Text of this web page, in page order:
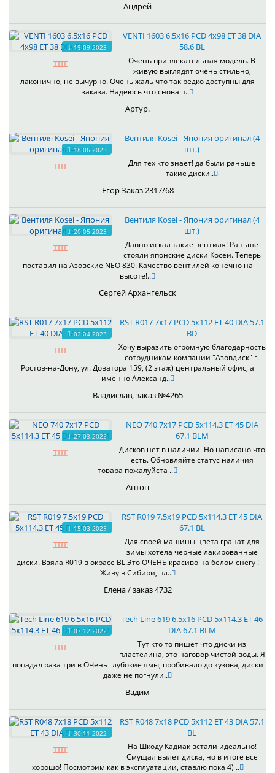
Андрей
19.09.2023
VENTI 1603 6.5x16 PCD 4x98 ET 38 DIA
58.6 BL
Очень привлекательная модель. В
живую выглядят очень стильно,
лаконично, не вычурно. Очень жаль что так редко доступны для
заказа. Надеюсь что снова п..
Артур.
18.06.2023
Вентиля Kosei - Япония оригинал (4
шт.)
Для тех кто знает! да были раньше
такие диски..
Егор Заказ 2317/68
20.05.2023
Вентиля Kosei - Япония оригинал (4
шт.)
Давно искал такие вентиля! Раньше
стояли японские диски Косеи. Теперь
поставил на Азовские NEO 830. Качество вентилей конечно на
высоте!..
Сергей Архангельск
02.04.2023
RST R017 7x17 PCD 5x112 ET 40 DIA 57.1
BD
Хочу выразить огромную благодарность
сотрудникам компании "Азовдиск" г.
Ростов-на-Дону, ул. Доватора 159, (2 этаж) центральный офис, а
именно Александ..
Владислав, заказ №4265
27.03.2023
NEO 740 7x17 PCD 5x114.3 ET 45 DIA
67.1 BLM
Дисков нет в наличии. Но написано что
есть. Обновляйте статус наличия
товара пожалуйста ..
Антон
15.03.2023
RST R019 7.5x19 PCD 5x114.3 ET 45 DIA
67.1 BL
Для своей машины цвета гранат для
зимы хотела черные лакированные
диски. Взяла R019 в окрасе BL.Это ОЧЕНЬ красиво на белом снегу !
Живу в Сибири, пл..
Елена / заказ 4732
07.12.2022
Tech Line 619 6.5x16 PCD 5x114.3 ET 46
DIA 67.1 BLM
Тут кто то пишет что диски из
пластелина, это наговор чистой воды. Я
попадал раза три в ОЧень глубокие ямы, пробивало до кузова, диски
даже не погнули..
Вадим
30.11.2022
RST R048 7x18 PCD 5x112 ET 43 DIA 57.1
BL
На Шкоду Кадиак встали идеально!
Смущал вылет диска, но в итоге всё
хорошо! Посмотрим как в эксплуатации, ставлю пока 4) ..